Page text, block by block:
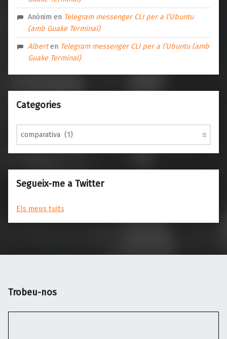
Anònim en Telegram messenger CLI per a l’Ubuntu
(amb Guake Terminal)
Alberten Telegram messenger CLI per a l’Ubuntu (amb
Guake Terminal)
Categories
Categories
Segueix-me a Twitter
Els meus tuits
Trobeu-nos